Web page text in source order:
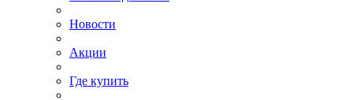
Новости
Акции
Где купить